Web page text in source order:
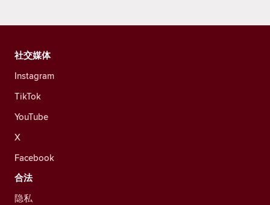
社交媒体
Instagram
TikTok
YouTube
X
Facebook
合法
隐私